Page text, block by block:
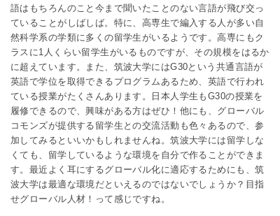
語はもちろんのこと今まで聞いたことのない言語が飛び交っ
ていることがしばしば。特に、高専生で編入する人が多い自
然科学系の学類に多くの留学生がいるようです。高専にもク
ラスに1人くらい留学生がいるものですが、その規模をはるか
に超えています。また、筑波大学にはG30という共通言語が
英語で学位を取得できるプログラムあるため、英語で行われ
ている授業がたくさんあります。日本人学生もG30の授業を
履修できるので、興味がある方はぜひ！他にも、グローバル
コモンズが提供する留学生との交流活動も色々あるので、参
加してみるといいかもしれませんね。筑波大学には留学しな
くても、留学しているような環境を自分で作ることができま
す。最近よく耳にするグローバル化に適応するためにも、筑
波大学は最適な環境だといえるのではないでしょうか？目指
せグローバル人材！って感じですね。